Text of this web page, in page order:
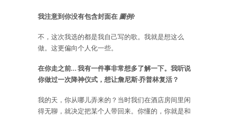
我注意到你没有包含封面在圖例?
不，这次我选的都是我自己写的歌。我就是想这么
做。这更偏向个人化一些。
在你走之前… 我有一件事非常想多了解一下。我听说
你做过一次降神仪式，想让詹尼斯·乔普林复活？
我的天，你从哪儿弄来的？当时我们在酒店房间里闲
得无聊，就决定把某个人带回来。你懂的，你就是和